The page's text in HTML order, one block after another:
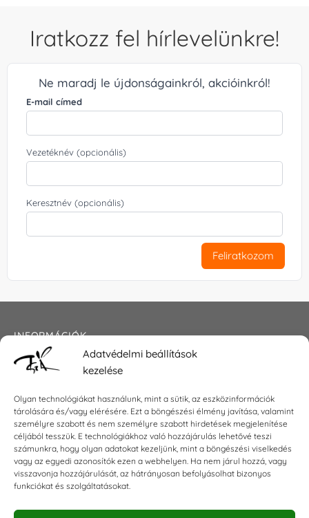
Adatvédelmi beállítások
kezelése
Olyan technológiákat használunk, mint a sütik, az eszközinformációk
tárolására és/vagy elérésére. Ezt a böngészési élmény javítása, valamint
személyre szabott és nem személyre szabott hirdetések megjelenítése
céljából tesszük. E technológiákhoz való hozzájárulás lehetővé teszi
számunkra, hogy olyan adatokat kezeljünk, mint a böngészési viselkedés
vagy az egyedi azonosítók ezen a webhelyen. Ha nem járul hozzá, vagy
visszavonja hozzájárulását, az hátrányosan befolyásolhat bizonyos
funkciókat és szolgáltatásokat.
Iratkozz fel hírlevelünkre!
Ne maradj le újdonságainkról, akcióinkról!
E-mail címed
Vezetéknév (opcionális)
Keresztnév (opcionális)
Feliratkozom
INFORMÁCIÓK
Általános szerződési feltételek
Impresszum
KAPCSOLAT
E-mail:shop@torokszilvi.com
Telefon: +36 30 6767872